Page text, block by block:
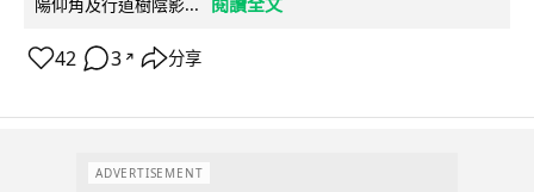
陽仰角及行道樹陰影...
42 3 ↗ 分享
ADVERTISEMENT